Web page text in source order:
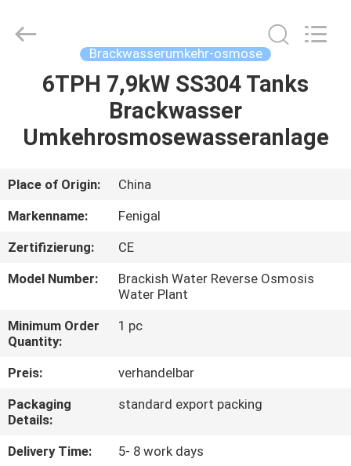
HAUS
PRODUKTE
ÜBER
UNS
FABRIK-
AUSFLUG
QUALITÄTSKONTROLLE
SIE
MIT
Brackwasserumkehr-osmose
6TPH 7,9kW SS304 Tanks
Brackwasser
Umkehrosmosewasseranlage
Place of Origin:
China
Markenname:
Fenigal
Zertifizierung:
CE
Model Number:
Brackish Water Reverse Osmosis
Water Plant
Minimum Order
Quantity:
1 pc
Preis:
verhandelbar
Packaging
Details:
standard export packing
Delivery Time:
5- 8 work days